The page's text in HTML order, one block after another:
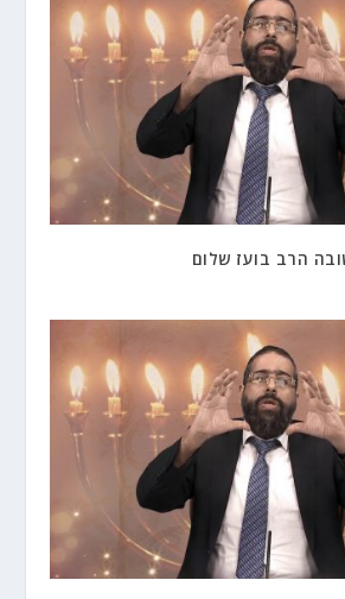
הרב בועז שלום